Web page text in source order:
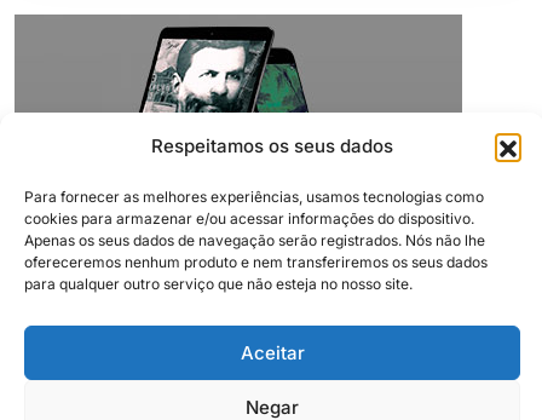
Respeitamos os seus dados
Para fornecer as melhores experiências, usamos tecnologias como
cookies para armazenar e/ou acessar informações do dispositivo.
Apenas os seus dados de navegação serão registrados. Nós não lhe
ofereceremos nenhum produto e nem transferiremos os seus dados
para qualquer outro serviço que não esteja no nosso site.
Aceitar
Negar